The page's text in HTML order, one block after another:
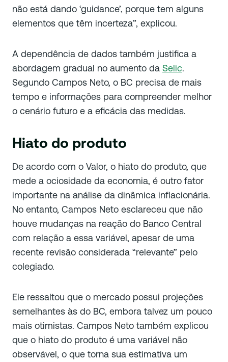
não está dando ‘guidance’, porque tem alguns
elementos que têm incerteza”, explicou.
A dependência de dados também justifica a
abordagem gradual no aumento da Selic.
Segundo Campos Neto, o BC precisa de mais
tempo e informações para compreender melhor
o cenário futuro e a eficácia das medidas.
Hiato do produto
De acordo com o Valor, o hiato do produto, que
mede a ociosidade da economia, é outro fator
importante na análise da dinâmica inflacionária.
No entanto, Campos Neto esclareceu que não
houve mudanças na reação do Banco Central
com relação a essa variável, apesar de uma
recente revisão considerada “relevante” pelo
colegiado.
Ele ressaltou que o mercado possui projeções
semelhantes às do BC, embora talvez um pouco
mais otimistas. Campos Neto também explicou
que o hiato do produto é uma variável não
observável, o que torna sua estimativa um